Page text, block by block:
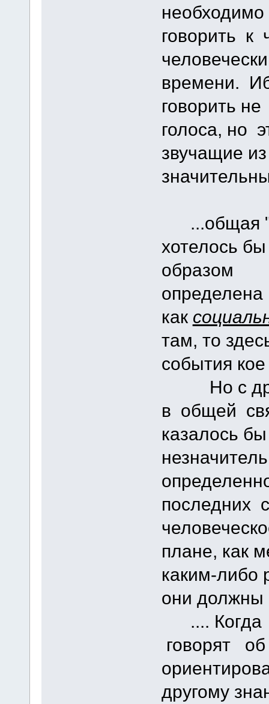
говорить к
времени.
говорить
голоса, но
звучащие
...общая
хотелось
образом
как
там, то
события
Но с
в общей
казалось бы
последних
плане, как
каким-
они должны
.... Когда
говорят
другому